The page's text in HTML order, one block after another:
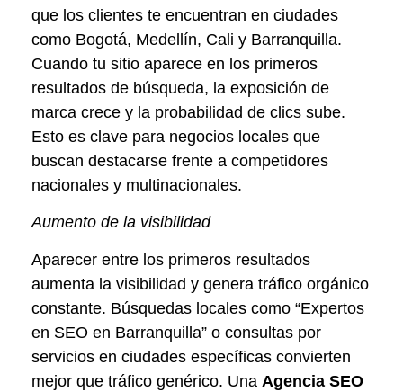
que los clientes te encuentran en ciudades
como Bogotá, Medellín, Cali y Barranquilla.
Cuando tu sitio aparece en los primeros
resultados de búsqueda, la exposición de
marca crece y la probabilidad de clics sube.
Esto es clave para negocios locales que
buscan destacarse frente a competidores
nacionales y multinacionales.
Aumento de la visibilidad
Aparecer entre los primeros resultados
aumenta la visibilidad y genera tráfico orgánico
constante. Búsquedas locales como “Expertos
en SEO en Barranquilla” o consultas por
servicios en ciudades específicas convierten
mejor que tráfico genérico. Una Agencia SEO